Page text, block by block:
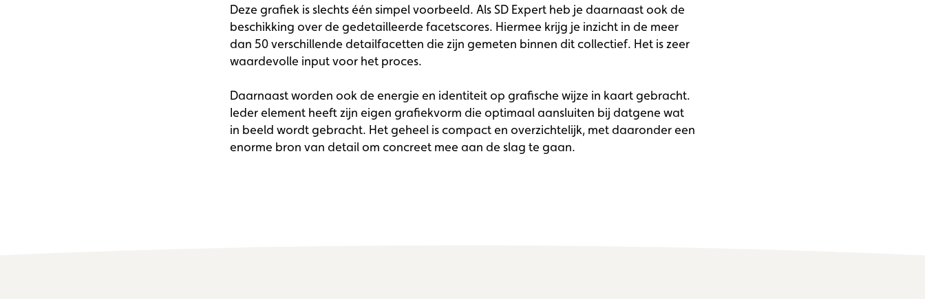
Deze grafiek is slechts één simpel voorbeeld. Als SD Expert heb je daarnaast ook de
beschikking over de gedetailleerde facetscores. Hiermee krijg je inzicht in de meer
dan 50 verschillende detailfacetten die zijn gemeten binnen dit collectief. Het is zeer
waardevolle input voor het proces.
Daarnaast worden ook de energie en identiteit op grafische wijze in kaart gebracht.
Ieder element heeft zijn eigen grafiekvorm die optimaal aansluiten bij datgene wat
in beeld wordt gebracht. Het geheel is compact en overzichtelijk, met daaronder een
enorme bron van detail om concreet mee aan de slag te gaan.